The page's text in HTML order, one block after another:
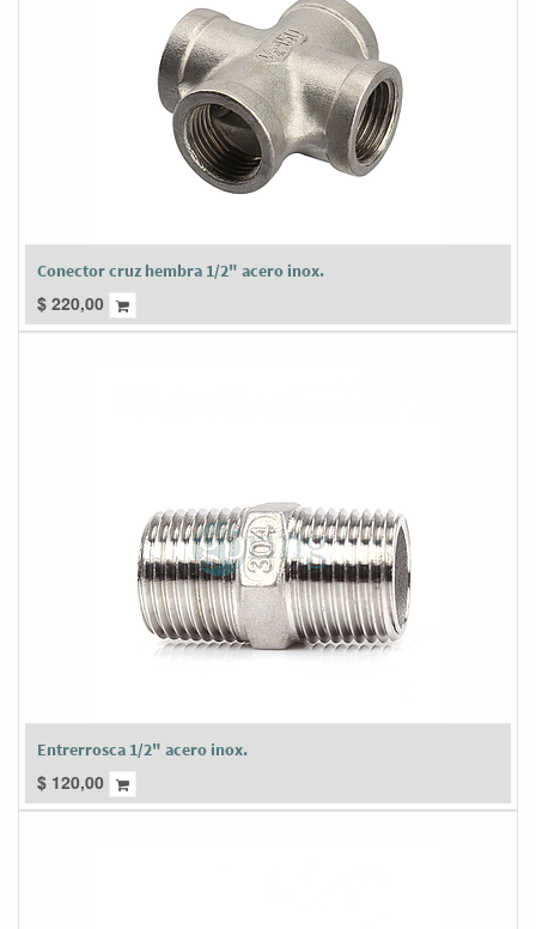
Conector cruz hembra 1/2" acero inox.
$ 220,00
Entrerrosca 1/2" acero inox.
$ 120,00